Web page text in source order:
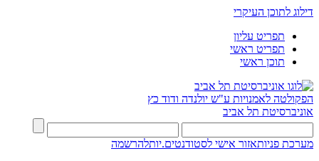
דילוג לתוכן העיקרי
תפריט עליון
תפריט ראשי
תוכן ראשי
הפקולטה לאמנויות ע"ש יולנדה ודוד כץ
אוניברסיטת תל אביב
מערכת פניותאזור אישי לסטודנטים.יותלהרשמה